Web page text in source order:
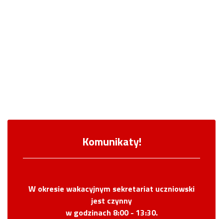
Komunikaty!
W okresie wakacyjnym sekretariat uczniowski
jest czynny
w godzinach 8:00 - 13:30.